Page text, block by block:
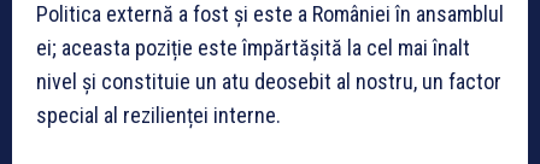
Politica externă a fost și este a României în ansamblul
ei; aceasta poziție este împărtășită la cel mai înalt
nivel și constituie un atu deosebit al nostru, un factor
special al rezilienței interne.